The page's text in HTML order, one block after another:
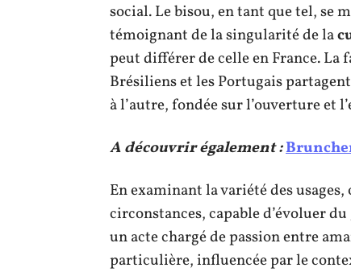
social. Le bisou, en tant que tel, se
témoignant de la singularité de la
peut différer de celle en France. La
Brésiliens et les Portugais
à l’autre, fondée sur l’ouverture et
A découvrir également :
En examinant la variété des
circonstances, capable d’évoluer
un acte chargé de passion entre
particulière, influencée par le